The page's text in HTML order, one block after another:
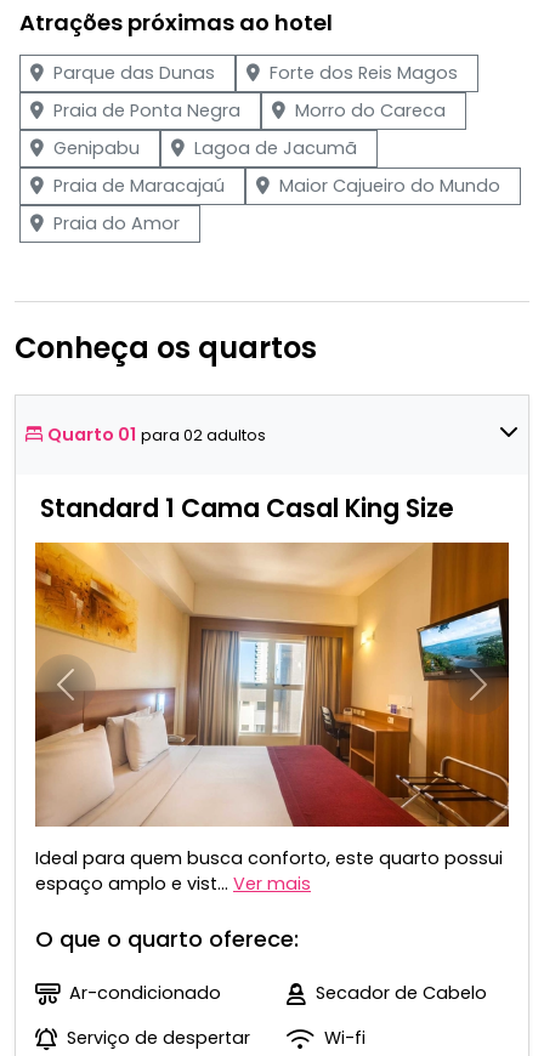
Atrações próximas ao hotel
Parque das Dunas
Forte dos Reis Magos
Praia de Ponta Negra
Morro do Careca
Genipabu
Lagoa de Jacumã
Praia de Maracajaú
Maior Cajueiro do Mundo
Praia do Amor
Conheça os quartos
Quarto 01 para 02 adultos
Standard 1 Cama Casal King Size
Anterior
Ideal para quem busca conforto, este quarto possui
espaço amplo e vist... Ver mais
O que o quarto oferece:
Ar-condicionado
Secador de Cabelo
Serviço de despertar
Wi-fi